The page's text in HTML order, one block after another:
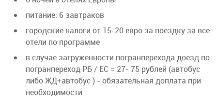
ведьм бурной ночью сравнивал здешний
канкан Марк Твен.
2. Остров Сите и Латинский квартал (доп.
плата 15 евро, мин. 15 чел).С самым сердцем
современного города – островом Сите –
неразрывно связано происхождение Парижа.
На острове когда-то находилось укрепление
галльского племени паризиев. Когда их
питание: 6 завтраков
городские налоги от 15-20 евро за поездку за все
отели по программе
в случае загруженности погранперехода доезд по
погранпереход РБ / ЕС ≈ 27- 75 рублей (автобус
либо ЖД+автобус ) - обязательная доплата при
необходимости